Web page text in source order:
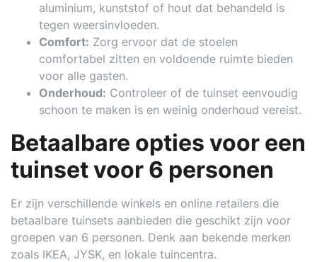
aluminium, kunststof of hout dat behandeld is
tegen weersinvloeden.
Comfort: Zorg ervoor dat de stoelen
comfortabel zitten en voldoende ruimte bieden
voor alle gasten.
Onderhoud: Controleer of de tuinset eenvoudig
schoon te maken is en weinig onderhoud vereist.
Betaalbare opties voor een
tuinset voor 6 personen
Er zijn verschillende winkels en online retailers die
betaalbare tuinsets aanbieden die geschikt zijn voor
groepen van 6 personen. Denk aan bekende merken
zoals IKEA, JYSK, en lokale tuincentra.